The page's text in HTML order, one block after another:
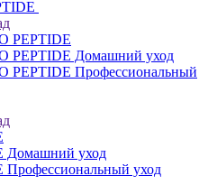
PEPTIDE
PEPTIDE Домашний уход
PEPTIDE Профессиональный
Домашний уход
Профессиональный уход